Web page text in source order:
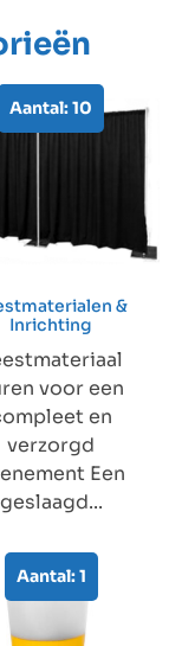
Aantal: 10
&
Inrichting
voor een
en
verzorgd
Een
geslaagd...
Aantal: 1